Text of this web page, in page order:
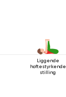
Liggende
hoftestyrkende
stilling